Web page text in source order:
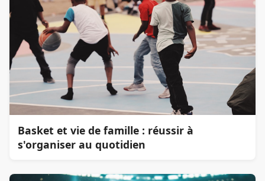
Basket et vie de famille : réussir à
s'organiser au quotidien